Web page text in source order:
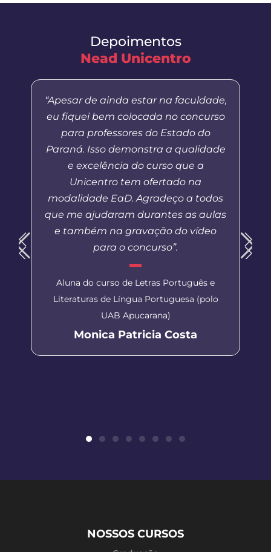
Depoimentos
Nead Unicentro
“Apesar de ainda estar na faculdade,
eu fiquei bem colocada no concurso
para professores do Estado do
Paraná. Isso demonstra a qualidade
e excelência do curso que a
Unicentro tem ofertado na
modalidade EaD. Agradeço a todos
que me ajudaram durantes as aulas
e também na gravação do vídeo
para o concurso”.
Aluna do curso de Letras Português e
Literaturas de Língua Portuguesa (polo
UAB Apucarana)
Monica Patricia Costa
NOSSOS CURSOS